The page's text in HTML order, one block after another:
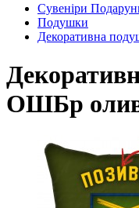
Сувеніри
Подушки
Декоративна
ОШБр